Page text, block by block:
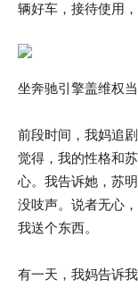
辆好车，接待使用
坐奔驰引擎盖维权
前段时间，我妈追
觉得，我的性格和
心。我告诉她，苏
没吱声。说者无心
我送个东西。
有一天，我妈告诉